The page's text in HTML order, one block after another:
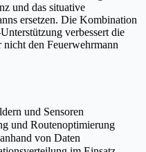
und das situative
ersetzen. Die Kombination
verbessert die
den Feuerwehrmann
und Sensoren
und Routenoptimierung
von Daten